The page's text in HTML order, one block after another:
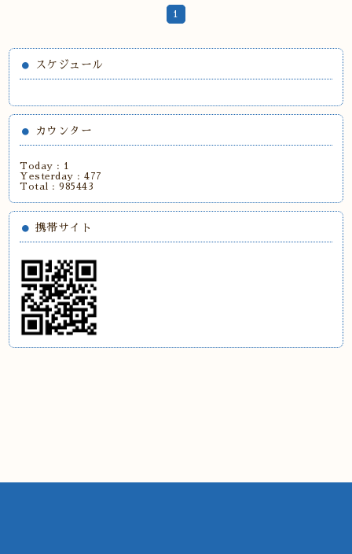
1
スケジュール
カウンター
Today : 1
Yesterday :477
Total :985443
携帯サイト